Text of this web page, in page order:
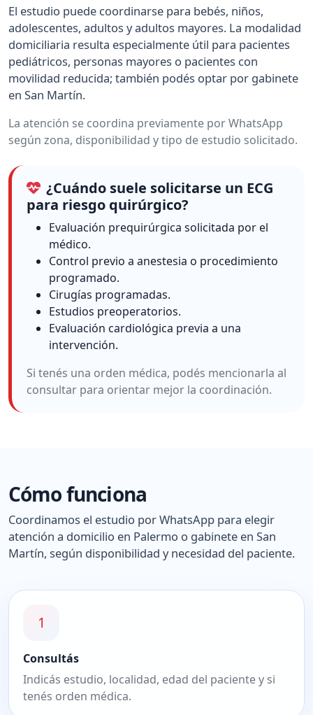
El estudio puede coordinarse para bebés, niños,
adolescentes, adultos y adultos mayores. La modalidad
domiciliaria resulta especialmente útil para pacientes
pediátricos, personas mayores o pacientes con
movilidad reducida; también podés optar por gabinete
en San Martín.
La atención se coordina previamente por WhatsApp
según zona, disponibilidad y tipo de estudio solicitado.
¿Cuándo suele solicitarse un ECG
para riesgo quirúrgico?
Evaluación prequirúrgica solicitada por el
médico.
Control previo a anestesia o procedimiento
programado.
Cirugías programadas.
Estudios preoperatorios.
Evaluación cardiológica previa a una
intervención.
Si tenés una orden médica, podés mencionarla al
consultar para orientar mejor la coordinación.
Cómo funciona
Coordinamos el estudio por WhatsApp para elegir
atención a domicilio en Palermo o gabinete en San
Martín, según disponibilidad y necesidad del paciente.
1
Consultás
Indicás estudio, localidad, edad del paciente y si
tenés orden médica.